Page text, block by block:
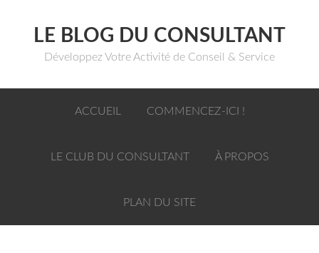
LE BLOG DU CONSULTANT
Développez Votre Activité de Conseil & Service
ACCUEIL COMMENCEZ-ICI !
LE CLUB DU CONSULTANT À PROPOS
PLAN DU SITE